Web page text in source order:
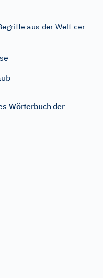
aus der Welt der
Wörterbuch der